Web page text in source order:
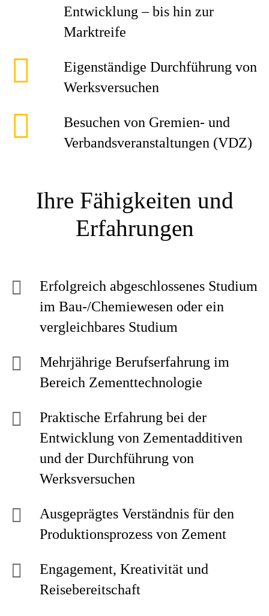
Entwicklung – bis hin zur
Marktreife
Eigenständige Durchführung von
Werksversuchen
Besuchen von Gremien- und
Verbandsveranstaltungen (VDZ)
Ihre Fähigkeiten und
Erfahrungen
Erfolgreich abgeschlossenes Studium
im Bau-/Chemiewesen oder ein
vergleichbares Studium
Mehrjährige Berufserfahrung im
Bereich Zementtechnologie
Praktische Erfahrung bei der
Entwicklung von Zementadditiven
und der Durchführung von
Werksversuchen
Ausgeprägtes Verständnis für den
Produktionsprozess von Zement
Engagement, Kreativität und
Reisebereitschaft